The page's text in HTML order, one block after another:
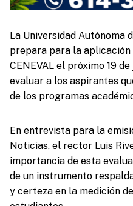
La Universidad Autónoma
prepara para la aplicación
CENEVAL el próximo 19
evaluar a los aspirantes
de los programas
En entrevista para la
Noticias, el rector Luis
importancia de esta
de un instrumento
y certeza en la medición